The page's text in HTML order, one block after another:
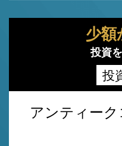
少額
投資
投
アンティー